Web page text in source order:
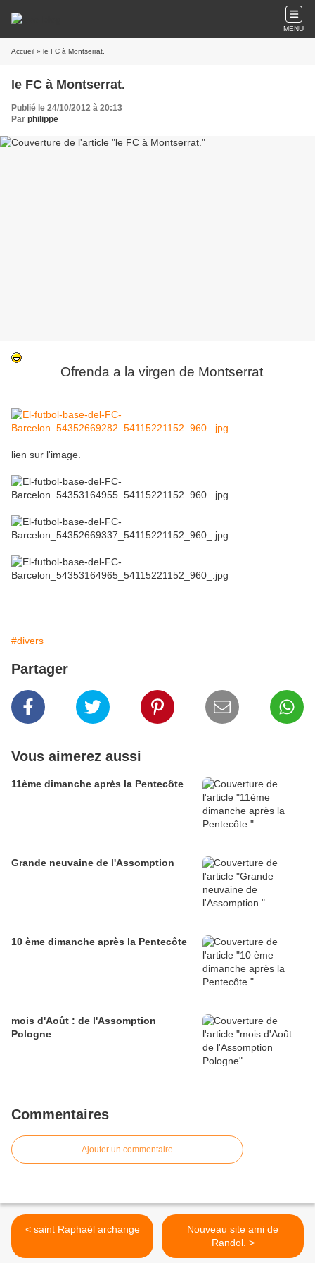
MENU
Accueil » le FC à Montserrat.
le FC à Montserrat.
Publié le 24/10/2012 à 20:13
Par philippe
Ofrenda a la virgen de Montserrat
lien sur l'image.
#divers
Partager
Vous aimerez aussi
11ème dimanche après la Pentecôte
Grande neuvaine de l'Assomption
10 ème dimanche après la Pentecôte
mois d'Août : de l'Assomption
Pologne
Commentaires
Ajouter un commentaire
< saint Raphaël archange
Nouveau site ami de
Randol. >